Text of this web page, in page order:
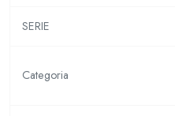
SERIE
Categoria